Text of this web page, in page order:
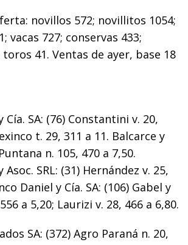
novillos 572; novillitos 1054;
vacas 727; conservas 433;
41. Ventas de ayer, base 18
Cía. SA: (76) Constantini v. 20,
t. 29, 311 a 11. Balcarce y
n. 105, 470 a 7,50.
Asoc. SRL: (31) Hernández v. 25,
Daniel y Cía. SA: (106) Gabel y
a 5,20; Laurizi v. 28, 466 a 6,80.
SA: (372) Agro Paraná n. 20,